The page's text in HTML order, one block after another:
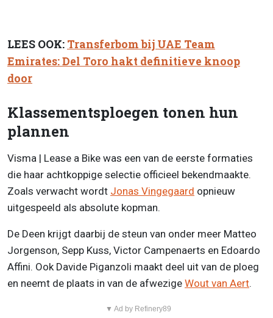
LEES OOK: Transferbom bij UAE Team
Emirates: Del Toro hakt definitieve knoop
door
Klassementsploegen tonen hun
plannen
Visma | Lease a Bike was een van de eerste formaties
die haar achtkoppige selectie officieel bekendmaakte.
Zoals verwacht wordt Jonas Vingegaard opnieuw
uitgespeeld als absolute kopman.
De Deen krijgt daarbij de steun van onder meer Matteo
Jorgenson, Sepp Kuss, Victor Campenaerts en Edoardo
Affini. Ook Davide Piganzoli maakt deel uit van de ploeg
en neemt de plaats in van de afwezige Wout van Aert.
▼ Ad by Refinery89